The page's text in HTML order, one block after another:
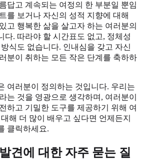
답고 계속되는 여정의 한 부분일 뿐임
를 보거나 자신의 성적 지향에 대해
고 행복한 삶을 살고자 하는 여러분의
다. 따라야 할 시간표도 없고, 정체성
식도 없습니다. 인내심을 갖고 자신
분이 취하는 모든 작은 단계를 축하하
여러분이 정의하는 것입니다. 우리는
는 것을 영광으로 생각하며, 여러분이
하고 기밀한 도구를 제공하기 위해 여
해 더 많이 배우고 싶다면 언제든지
클릭하세요.
견에 대한 자주 묻는 질